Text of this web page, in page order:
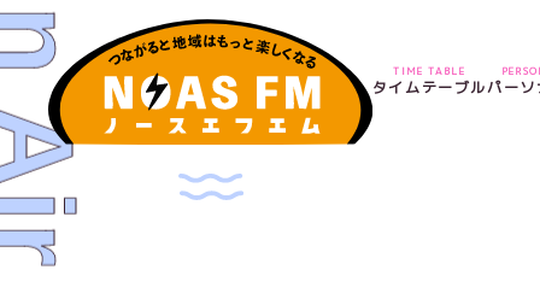
TIME TABLE
タイムテーブルパー